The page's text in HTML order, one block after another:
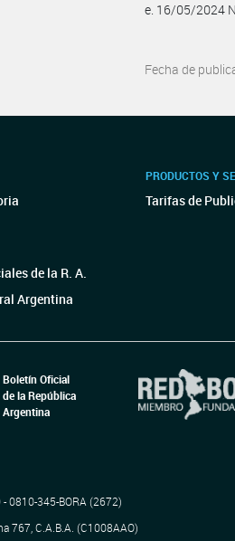
e. 16/05/2024
Fecha de
de la R. A.
Argentina
PRODUCTOS Y
Tarifas de
Boletín Oficial
de la República
Argentina
0810-345-BORA (2672)
767, C.A.B.A. (C1008AAO)